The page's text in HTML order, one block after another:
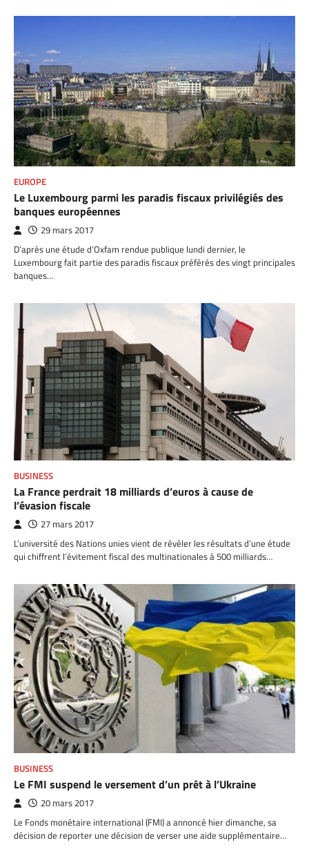
EUROPE
Le Luxembourg parmi les paradis fiscaux privilégiés des
banques européennes
29 mars 2017
D’après une étude d’Oxfam rendue publique lundi dernier, le
Luxembourg fait partie des paradis fiscaux préférés des vingt principales
banques…
BUSINESS
La France perdrait 18 milliards d’euros à cause de
l’évasion fiscale
27 mars 2017
L’université des Nations unies vient de révéler les résultats d’une étude
qui chiffrent l’évitement fiscal des multinationales à 500 milliards…
BUSINESS
Le FMI suspend le versement d’un prêt à l’Ukraine
20 mars 2017
Le Fonds monétaire international (FMI) a annoncé hier dimanche, sa
décision de reporter une décision de verser une aide supplémentaire…